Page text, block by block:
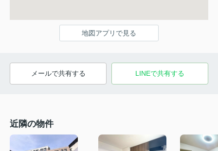
地図アプリで見る
メールで共有する LINEで共有する
近隣の物件